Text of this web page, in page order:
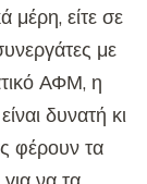
μέρη, είτε σε
με
ΑΦΜ, η
δυνατή κι
φέρουν τα